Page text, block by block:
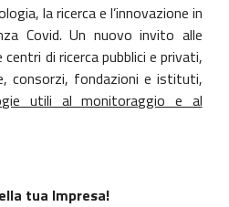
la ricerca e l’innovazione in
Covid. Un nuovo invito alle
di ricerca pubblici e privati,
consorzi, fondazioni e istituti,
utili al monitoraggio e al
tua Impresa!